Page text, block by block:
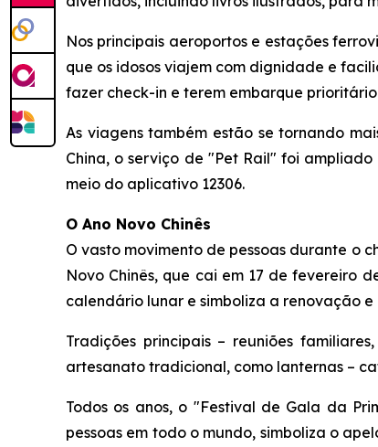
Nos principais aeroportos e estações
que os idosos viajem com dignidade e
fazer check-in e terem embarque
As viagens também estão se tornando
China, o serviço de "Pet Rail" foi
meio do aplicativo 12306.
O Ano Novo Chinês
O vasto movimento de pessoas durante o
Novo Chinês, que cai em 17 de fevereiro
calendário lunar e simboliza a renovação
Tradições principais – reuniões
artesanato tradicional, como lanternas –
Todos os anos, o "Festival de Gala da
pessoas em todo o mundo, simboliza o